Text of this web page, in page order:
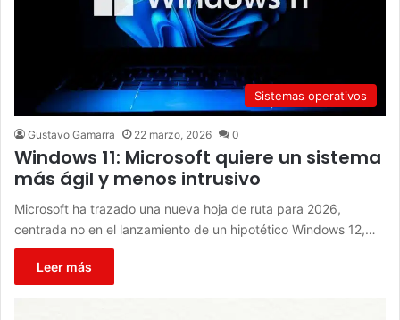
Sistemas operativos
Gustavo Gamarra 22 marzo, 2026 0
Windows 11: Microsoft quiere un sistema
más ágil y menos intrusivo
Microsoft ha trazado una nueva hoja de ruta para 2026,
centrada no en el lanzamiento de un hipotético Windows 12,…
Leer más